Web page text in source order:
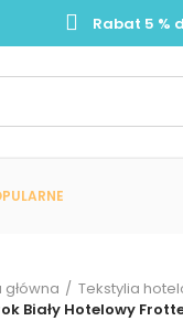
Rabat 5 %
główna Tekstylia
Biały Hotelowy